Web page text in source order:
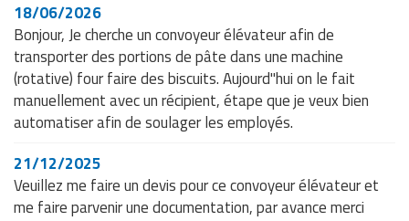
18/06/2026
Bonjour, Je cherche un convoyeur élévateur afin de
transporter des portions de pâte dans une machine
(rotative) four faire des biscuits. Aujourd"hui on le fait
manuellement avec un récipient, étape que je veux bien
automatiser afin de soulager les employés.
21/12/2025
Veuillez me faire un devis pour ce convoyeur élévateur et
me faire parvenir une documentation, par avance merci